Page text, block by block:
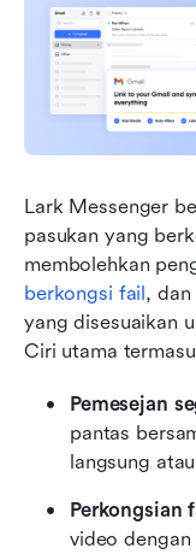
Lark Messenger
pasukan yang
berkongsi fail, dan
yang disesuaikan
Ciri utama
Pemesejan
pantas
langsung
Perkongsian
video